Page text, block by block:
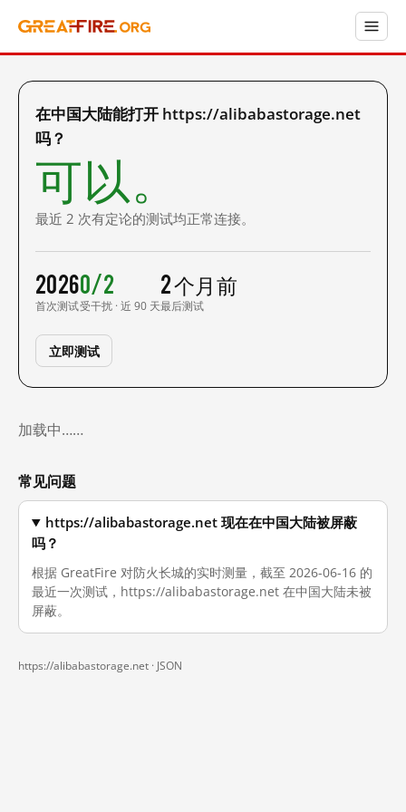
在中国大陆能打开 https://alibabastorage.net
吗？
可以。
最近 2 次有定论的测试均正常连接。
2026
首次测试
0/2
受干扰 · 近 90 天
2 个月前
最后测试
立即测试
加载中……
常见问题
https://alibabastorage.net 现在在中国大陆被屏蔽
吗？
根据 GreatFire 对防火长城的实时测量，截至 2026-06-16 的
最近一次测试，https://alibabastorage.net 在中国大陆未被
屏蔽。
https://alibabastorage.net · JSON